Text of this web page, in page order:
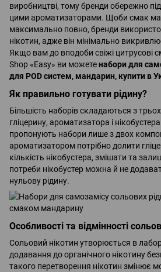
виробництві, тому бренди обережно
цими ароматизаторами. Щоби смак
максимально повно, бренди
нікотин, адже він мінімально
Якщо вам до вподоби свіжі цитрусові
Shop «Easy» ви можетенабори для
для POD систем, мандарин, купити в
Як правильно готувати рідину?
Більшість наборів складаються з
гліцерину, ароматизатора і
пропонують набори лише з двох
ароматизатором потрібно долити
кількість нікобустера, змішати та
потреби нікобустер можна й не
нульову рідину.
Особливості та відмінності
Сольовий нікотин утворюється в
додавання до органічного нікотину
такого перетворення нікотин змінює